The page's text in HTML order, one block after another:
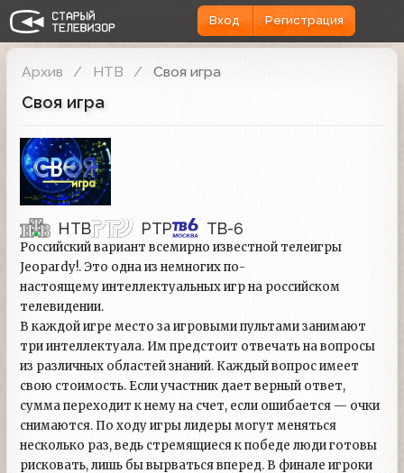
Вход Регистрация
Архив НТВ Своя игра
Своя игра
НТВ РТР ТВ-6
Российский вариант всемирно известной телеигры
Jeopardy!. Это одна из немногих по-
настоящему интеллектуальных игр на российском
телевидении.
В каждой игре место за игровыми пультами занимают
три интеллектуала. Им предстоит отвечать на вопросы
из различных областей знаний. Каждый вопрос имеет
свою стоимость. Если участник дает верный ответ,
сумма переходит к нему на счет, если ошибается — очки
снимаются. По ходу игры лидеры могут меняться
несколько раз, ведь стремящиеся к победе люди готовы
рисковать, лишь бы вырваться вперед. В финале игроки